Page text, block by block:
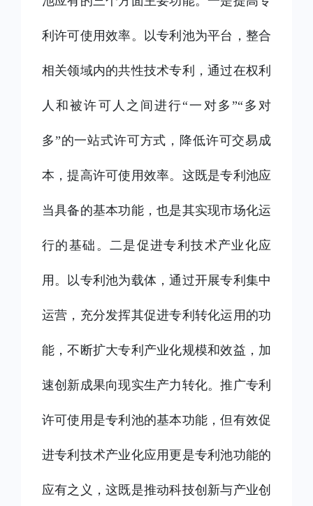
利许可使用效率。以专利池为平台，整合
相关领域内的共性技术专利，通过在权利
人和被许可人之间进行“一对多”“多对
多”的一站式许可方式，降低许可交易成
本，提高许可使用效率。这既是专利池应
当具备的基本功能，也是其实现市场化运
行的基础。二是促进专利技术产业化应
用。以专利池为载体，通过开展专利集中
运营，充分发挥其促进专利转化运用的功
能，不断扩大专利产业化规模和效益，加
速创新成果向现实生产力转化。推广专利
许可使用是专利池的基本功能，但有效促
进专利技术产业化应用更是专利池功能的
应有之义，这既是推动科技创新与产业创